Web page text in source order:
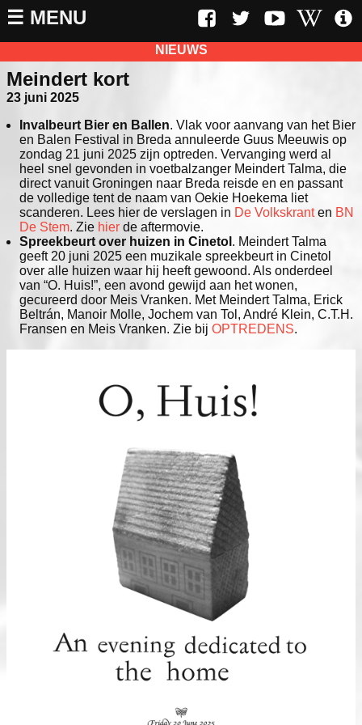
☰ MENU
NIEUWS
Meindert kort
23 juni 2025
Invalbeurt Bier en Ballen. Vlak voor aanvang van het Bier
en Balen Festival in Breda annuleerde Guus Meeuwis op
zondag 21 juni 2025 zijn optreden. Vervanging werd al
heel snel gevonden in voetbalzanger Meindert Talma, die
direct vanuit Groningen naar Breda reisde en en passant
de volledige tent de naam van Oekie Hoekema liet
scanderen. Lees hier de verslagen in De Volkskranten BN
De Stem. Zie hier de aftermovie.
Spreekbeurt over huizen in Cinetol . Meindert Talma
geeft 20 juni 2025 een muzikale spreekbeurt in Cinetol
over alle huizen waar hij heeft gewoond. Als onderdeel
van “O. Huis!”, een avond gewijd aan het wonen,
gecureerd door Meis Vranken. Met Meindert Talma, Erick
Beltrán, Manoir Molle, Jochem van Tol, André Klein, C.T.H.
Fransen en Meis Vranken. Zie bij OPTREDENS.